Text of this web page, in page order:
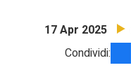
17 Apr 2025
Condividi: